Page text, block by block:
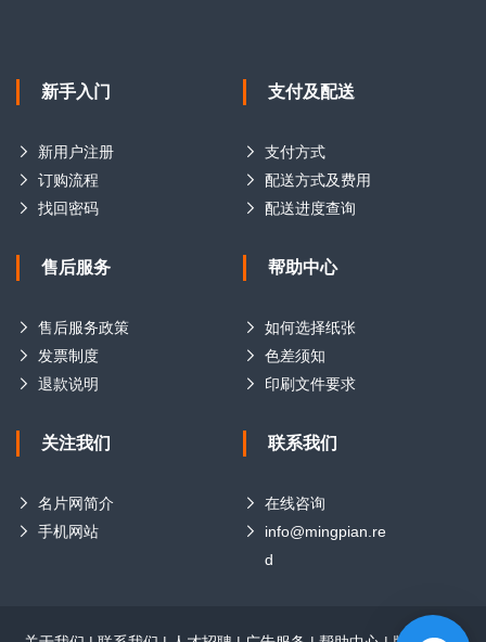
新手入门
新用户注册
订购流程
找回密码
支付及配送
支付方式
配送方式及费用
配送进度查询
售后服务
售后服务政策
发票制度
退款说明
帮助中心
如何选择纸张
色差须知
印刷文件要求
关注我们
名片网简介
手机网站
联系我们
在线咨询
info@mingpian.re
d